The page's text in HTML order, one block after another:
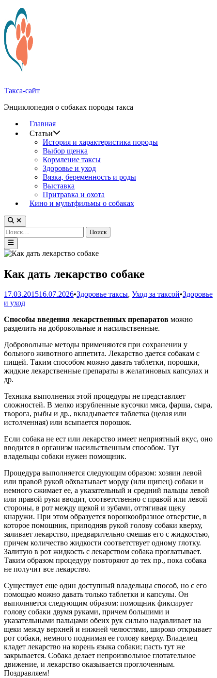
Перейти
содержимому
Такса-сайт
Энциклопедия о собаках породы такса
Главная
Статьи
История и характеристика породы
Выбор щенка
Кормление таксы
Здоровье и уход
Вязка, беременность и роды
Выставка
Притравка и охота
Кино и мультфильмы о собаках
Открыть
поиск
Найти:
Главное
меню
Как дать лекарство собаке
17.03.201516.07.2026•Здоровье таксы, Уход за таксой•Здоровье
и уход
Способы введения лекарственных препаратов можно
разделить на добровольные и насильственные.
Добровольные методы применяются при сохранении у
больного животного аппетита. Лекарство дается собакам с
пищей. Таким способом можно давать таблетки, порошки,
жидкие лекарственные препараты в желатиновых капсулах и
др.
Техника выполнения этой процедуры не представляет
сложностей. В мелко изрубленные кусочки мяса, фарша, сыра,
творога, рыбы и др., вкладывается таблетка (целая или
истолченная) или всыпается порошок.
Если собака не ест или лекарство имеет неприятный вкус, оно
вводится в организм насильственным способом. Тут
владельцы собаки нужен помощник.
Процедура выполняется следующим образом: хозяин левой
или правой рукой обхватывает морду (или щипец) собаки и
немного сжимает ее, а указательный и средний пальцы левой
или правой руки вводит, соответственно с правой или левой
стороны, в рот между щекой и зубами, оттягивая щеку
кнаружи. При этом образуется воронкообразное отверстие, в
которое помощник, приподняв рукой голову собаки кверху,
заливает лекарство, предварительно смешав его с жидкостью,
причем количество жидкости соответствует одному глотку.
Залитую в рот жидкость с лекарством собака проглатывает.
Таким образом процедуру повторяют до тех пр., пока собака
не получит все лекарство.
Существует еще один доступный владельцы способ, но с его
помощью можно давать только таблетки и капсулы. Он
выполняется следующим образом: помощник фиксирует
голову собаки двумя руками, причем большими и
указательными пальцами обеих рук сильно надавливает на
щеки между верхней и нижней челюстями, широко открывает
рот собаки, немного поднимая ее голову кверху. Владелец
кладет лекарство на корень языка собаки; пасть тут же
закрывается. Собака делает непроизвольное глотательное
движение, и лекарство оказывается проглоченным.
Поздравляем!